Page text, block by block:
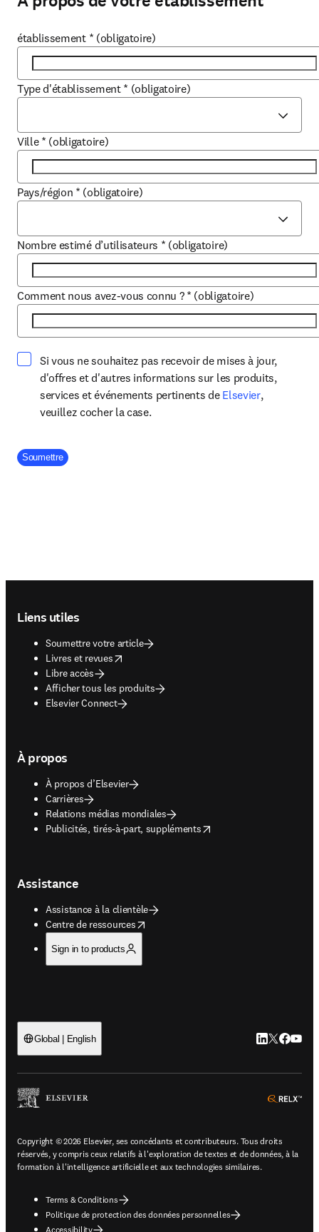
établissement * (obligatoire)
Type d'établissement * (obligatoire)
Ville * (obligatoire)
Pays/région * (obligatoire)
Nombre estimé d’utilisateurs * (obligatoire)
Comment nous avez-vous connu ? * (obligatoire)
Si vous ne souhaitez pas recevoir de mises à jour,
d'offres et d'autres informations sur les produits,
services et événements pertinents de Elsevieropens in
,
veuillez cocher la case.
Company Division
Soumettre
Liens utiles
Soumettre votre article
Livres et revues
opens in new tab/window
Libre accès
Afficher tous les produits
Elsevier Connect
À propos
À propos d’Elsevier
Carrières
Relations médias mondiales
Publicités, tirés-à-part, suppléments
opens in new tab/window
Assistance
Assistance à la clientèle
Centre de ressources
opens in new tab/window
Sign in to products
Global | English LinkedIn
Twitter
Copyright © 2026 Elsevier, ses concédants et contributeurs. Tous droits
réservés, y compris ceux relatifs à l'exploration de textes et de données, à la
formation à l'intelligence artificielle et aux technologies similaires.
Terms & Conditions
Politique de protection des données personnelles
Accessibility